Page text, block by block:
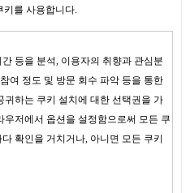
키를 사용합니다.
등을 분석, 이용자의 취향과 관심분
여 정도 및 방문 회수 파악 등을 통한
하는 쿠키 설치에 대한 선택권을 가
저에서 옵션을 설정함으로써 모든 쿠
확인을 거치거나, 아니면 모든 쿠키